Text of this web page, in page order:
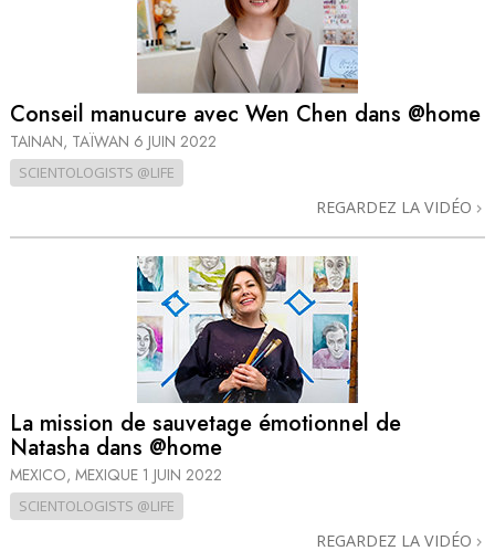
Conseil manucure avec Wen Chen dans @home
TAINAN, TAÏWAN 6 JUIN 2022
SCIENTOLOGISTS @LIFE
REGARDEZ LA VIDÉO
La mission de sauvetage émotionnel de
Natasha dans @home
MEXICO, MEXIQUE 1 JUIN 2022
SCIENTOLOGISTS @LIFE
REGARDEZ LA VIDÉO